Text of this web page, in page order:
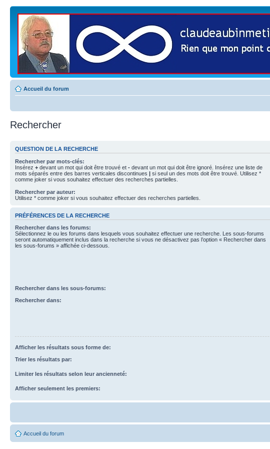
Accueil du forum
Rechercher
QUESTION DE LA RECHERCHE
Rechercher par mots-clés:
Insérez + devant un mot qui doit être trouvé et - devant un mot qui doit être ignoré. Insérez une liste de
mots séparés entre des barres verticales discontinues | si seul un des mots doit être trouvé. Utilisez *
comme joker si vous souhaitez effectuer des recherches partielles.
Rechercher par auteur:
Utilisez * comme joker si vous souhaitez effectuer des recherches partielles.
PRÉFÉRENCES DE LA RECHERCHE
Rechercher dans les forums:
Sélectionnez le ou les forums dans lesquels vous souhaitez effectuer une recherche. Les sous-forums
seront automatiquement inclus dans la recherche si vous ne désactivez pas l’option « Rechercher dans
les sous-forums » affichée ci-dessous.
Rechercher dans les sous-forums:
Rechercher dans:
Afficher les résultats sous forme de:
Trier les résultats par:
Limiter les résultats selon leur ancienneté:
Afficher seulement les premiers:
Accueil du forum